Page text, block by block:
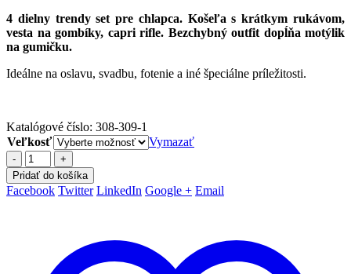
4 dielny trendy set pre chlapca. Košeľa s krátkym rukávom,
vesta na gombíky, capri rifle. Bezchybný outfit dopĺňa motýlik
na gumičku.
Ideálne na oslavu, svadbu, fotenie a iné špeciálne príležitosti.
Katalógové číslo: 308-309-1
Veľkosť
Vymazať
-
+
Pridať do košíka
Facebook Twitter LinkedIn Google + Email